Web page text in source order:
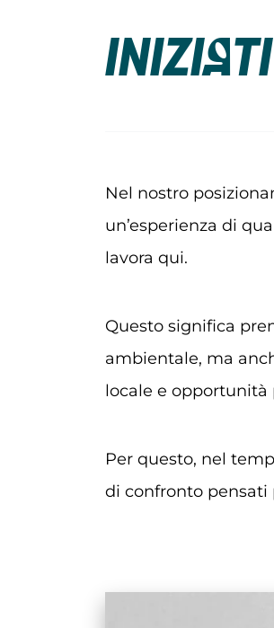
Nel nostro
un’esperienza di
lavora qui.
Questo significa
ambientale, ma
locale e opportunità
Per questo, nel
di confronto pensati